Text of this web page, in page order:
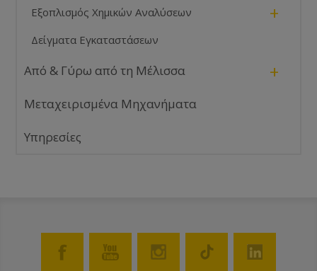
Εξοπλισμός Χημικών Αναλύσεων +
Δείγματα Εγκαταστάσεων
Από & Γύρω από τη Μέλισσα +
Μεταχειρισμένα Μηχανήματα
Υπηρεσίες